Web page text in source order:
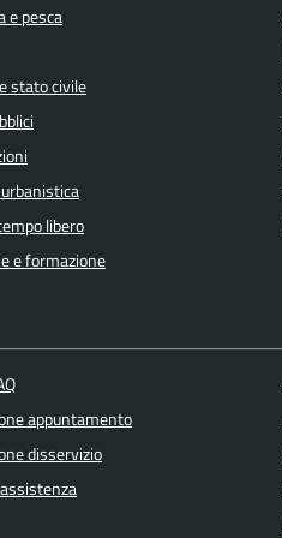
e pesca
stato civile
libero
e formazione
appuntamento
disservizio